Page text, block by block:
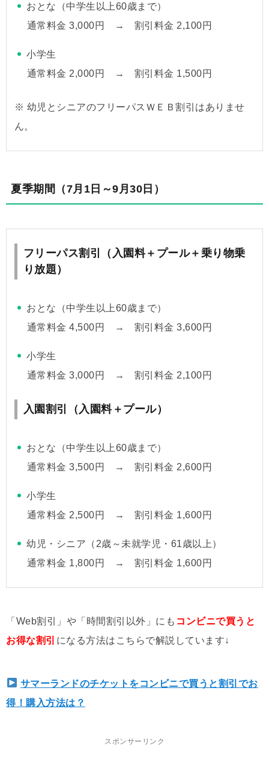
おとな（中学生以上60歳まで）
通常料金 3,000円 → 割引料金 2,100円
小学生
通常料金 2,000円 → 割引料金 1,500円
※ 幼児とシニアのフリーパスＷＥＢ割引はありませ
ん。
夏季期間（7月1日～9月30日 ）
フリーパス割引（入園料＋プール＋乗り物乗
り放題）
おとな（中学生以上60歳まで）
通常料金 4,500円 → 割引料金 3,600円
小学生
通常料金 3,000円 → 割引料金 2,100円
入園割引（入園料＋プール）
おとな（中学生以上60歳まで）
通常料金 3,500円 → 割引料金 2,600円
小学生
通常料金 2,500円 → 割引料金 1,600円
幼児・シニア（2歳～未就学児・61歳以上）
通常料金 1,800円 → 割引料金 1,600円
「Web割引」や「時間割引以外」にも コンビニで買うと
お得な割引 になる方法はこちらで解説しています↓
サマーランドのチケットをコンビニで買うと割引でお
得！購入方法は？
スポンサーリンク